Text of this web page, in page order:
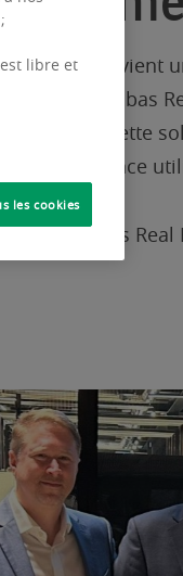
devient
BNP Paribas
Copilot, cette
l’expérience
Paribas Real
libre et
les cookies